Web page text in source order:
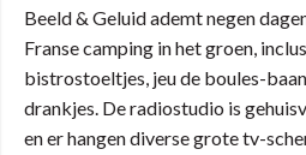
Beeld & Geluid ademt negen
Franse camping in het groen,
bistrostoeltjes, jeu de boules-
drankjes. De radiostudio is
en er hangen diverse grote tv-